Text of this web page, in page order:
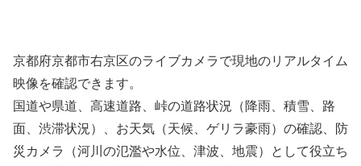
京都府京都市右京区のライブカメラで現地のリアルタイム
映像を確認できます。
国道や県道、高速道路、峠の道路状況（降雨、積雪、路
面、渋滞状況）、お天気（天候、ゲリラ豪雨）の確認、防
災カメラ（河川の氾濫や水位、津波、地震）として役立ち